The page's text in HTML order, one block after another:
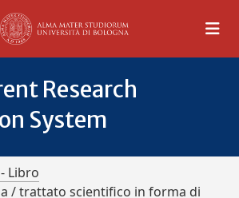
Research
System
Libro
/ trattato scientifico in forma di